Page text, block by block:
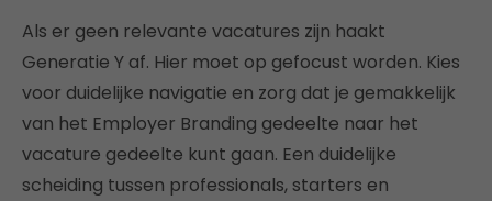
Als er geen relevante vacatures zijn haakt
Generatie Y af. Hier moet op gefocust worden. Kies
voor duidelijke navigatie en zorg dat je gemakkelijk
van het Employer Branding gedeelte naar het
vacature gedeelte kunt gaan. Een duidelijke
scheiding tussen professionals, starters en